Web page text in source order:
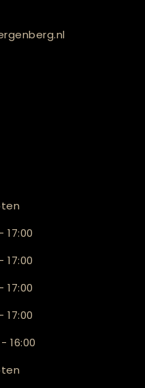
17:00
17:00
17:00
17:00
16:00